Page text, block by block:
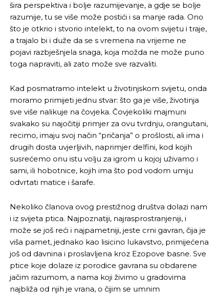
šira perspektiva i bolje razumijevanje, a gdje se bolje
razumije, tu se više može postići i sa manje rada. Ono
što je otkrio i stvorio intelekt, to na ovom svijetu i traje,
a trajalo bi i duže da se s vremena na vrijeme ne
pojavi razbješnjela snaga, koja možda ne može puno
toga napraviti, ali zato može sve razvaliti.
Kad posmatramo intelekt u životinjskom svijetu, onda
moramo primijeti jednu stvar: što ga je više, životinja
sve više nalikuje na čovjeka. Čovjekoliki majmuni
svakako su najočitiji primjer za ovu tvrdnju, orangutani,
recimo, imaju svoj način “pričanja” o prošlosti, ali ima i
drugih dosta uvjerljivih, naprimjer delfini, kod kojih
susrećemo onu istu volju za igrom u kojoj uživamo i
sami, ili hobotnice, kojih ima što pod vodom umiju
odvrtati matice i šarafe.
Nekoliko članova ovog prestižnog društva dolazi nam
i iz svijeta ptica. Najpoznatiji, najrasprostranjeniji, i
može se još reći i najpametniji, jeste crni gavran, čija je
viša pamet, jednako kao lisicino lukavstvo, primijećena
još od davnina i proslavljena kroz Ezopove basne. Sve
ptice koje dolaze iz porodice gavrana su obdarene
jačim razumom, a nama koji živimo u gradovima
najbliža od njih je vrana, o čijim se umnim